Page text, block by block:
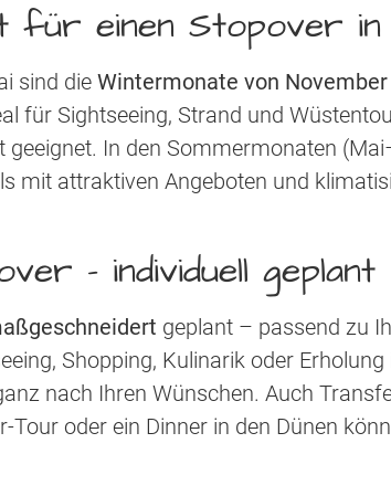
für einen Stopover in
sind die Wintermonate von
für Sightseeing, Strand und
geeignet. In den Sommermonaten
mit attraktiven Angeboten und
- individuell geplant
geplant – passend zu
Shopping, Kulinarik oder
nach Ihren Wünschen. Auch
Tour oder ein Dinner in den Dünen